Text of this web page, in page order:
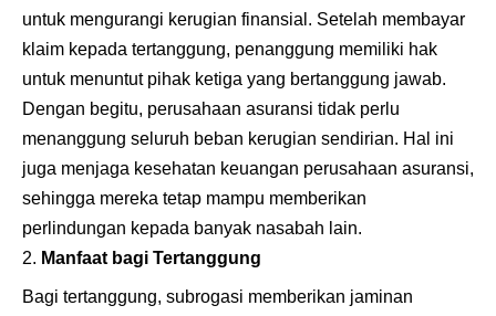
untuk mengurangi kerugian finansial. Setelah membayar
klaim kepada tertanggung, penanggung memiliki hak
untuk menuntut pihak ketiga yang bertanggung jawab.
Dengan begitu, perusahaan asuransi tidak perlu
menanggung seluruh beban kerugian sendirian. Hal ini
juga menjaga kesehatan keuangan perusahaan asuransi,
sehingga mereka tetap mampu memberikan
perlindungan kepada banyak nasabah lain.
Manfaat bagi Tertanggung
Bagi tertanggung, subrogasi memberikan jaminan